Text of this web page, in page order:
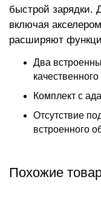
быстрой зарядки.
включая
расширяют
Два
качественного
Комплект с
Отсутствие
встроенного
Похожие